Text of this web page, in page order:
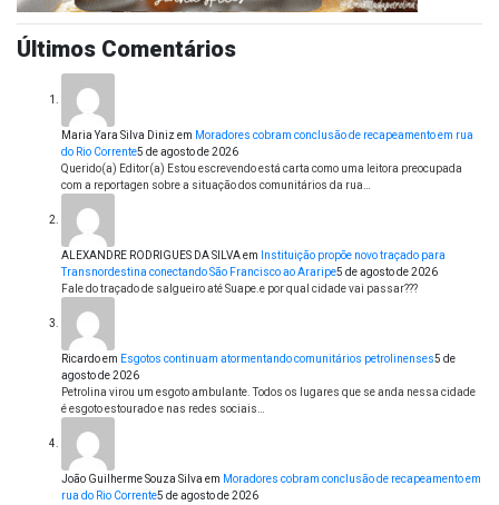
Últimos Comentários
Maria Yara Silva Diniz em Moradores cobram conclusão de recapeamento em rua
do Rio Corrente5 de agosto de 2026
Querido(a) Editor(a) Estou escrevendo está carta como uma leitora preocupada
com a reportagen sobre a situação dos comunitários da rua…
ALEXANDRE RODRIGUES DA SILVAem
Instituição propõe novo traçado para
Transnordestina conectando São Francisco ao Araripe5 de agosto de 2026
Fale do traçado de salgueiro até Suape.e por qual cidade vai passar???
Ricardoem Esgotos continuam atormentando comunitários petrolinenses5 de
agosto de 2026
Petrolina virou um esgoto ambulante. Todos os lugares que se anda nessa cidade
é esgoto estourado e nas redes sociais…
João Guilherme Souza Silva em Moradores cobram conclusão de recapeamento em
rua do Rio Corrente5 de agosto de 2026